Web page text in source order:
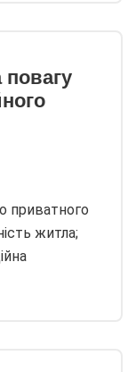
повагу
приватного
житла;